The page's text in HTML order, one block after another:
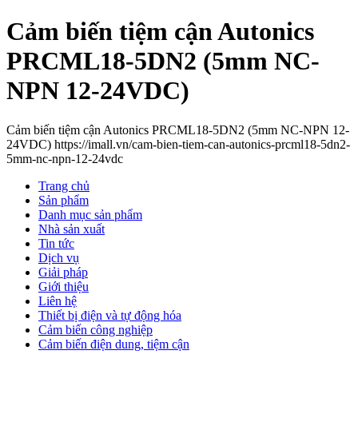
Cảm biến tiệm cận Autonics
PRCML18-5DN2 (5mm NC-
NPN 12-24VDC)
Cảm biến tiệm cận Autonics PRCML18-5DN2 (5mm NC-NPN 12-
24VDC) https://imall.vn/cam-bien-tiem-can-autonics-prcml18-5dn2-
5mm-nc-npn-12-24vdc
Trang chủ
Sản phẩm
Danh mục sản phẩm
Nhà sản xuất
Tin tức
Dịch vụ
Giải pháp
Giới thiệu
Liên hệ
Thiết bị điện và tự động hóa
Cảm biến công nghiệp
Cảm biến điện dung, tiệm cận